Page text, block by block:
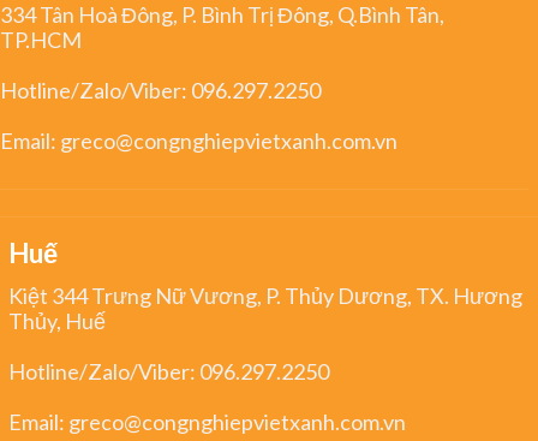
334 Tân Hoà Đông, P. Bình Trị Đông, Q.Bình Tân,
TP.HCM
Hotline/Zalo/Viber: 096.297.2250
Email: greco@congnghiepvietxanh.com.vn
Huế
Kiệt 344 Trưng Nữ Vương, P. Thủy Dương, TX. Hương
Thủy, Huế
Hotline/Zalo/Viber: 096.297.2250
Email: greco@congnghiepvietxanh.com.vn